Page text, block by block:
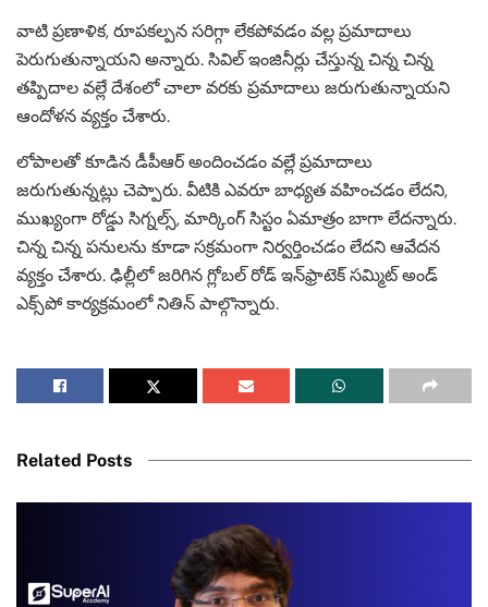
వాటి ప్రణాళిక, రూపకల్పన సరిగ్గా లేకపోవడం వల్ల ప్రమాదాలు
పెరుగుతున్నాయని అన్నారు. సివిల్ ఇంజినీర్లు చేస్తున్న చిన్న చిన్న
తప్పిదాల వల్లే దేశంలో చాలా వరకు ప్రమాదాలు జరుగుతున్నాయని
ఆందోళన వ్యక్తం చేశారు.
లోపాలతో కూడిన డీపీఆర్ అందించడం వల్లే ప్రమాదాలు
జరుగుతున్నట్లు చెప్పారు. వీటికి ఎవరూ బాధ్యత వహించడం లేదని,
ముఖ్యంగా రోడ్డు సిగ్నల్స్, మార్కింగ్ సిస్టం ఏమాత్రం బాగా లేదన్నారు.
చిన్న చిన్న పనులను కూడా సక్రమంగా నిర్వర్తించడం లేదని ఆవేదన
వ్యక్తం చేశారు. ఢిల్లీలో జరిగిన గ్లోబల్ రోడ్ ఇన్‌ఫ్రాటెక్ సమ్మిట్ అండ్
ఎక్స్‌పో కార్యక్రమంలో నితిన్ పాల్గొన్నారు.
Related Posts